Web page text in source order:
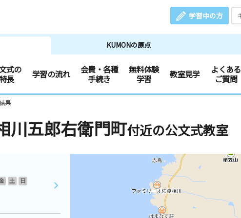
学習中の方
KUMONの原点
式の
長
学習の流れ
会費・各種
手続き
無料体験
学習
教室見学
よくある
ご質問
果
川五郎右衛門町付近の公文式教室
土
日